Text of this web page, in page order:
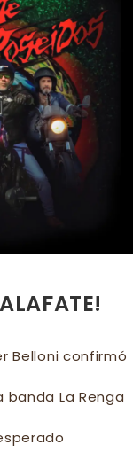
Belloni confirmó
La Renga